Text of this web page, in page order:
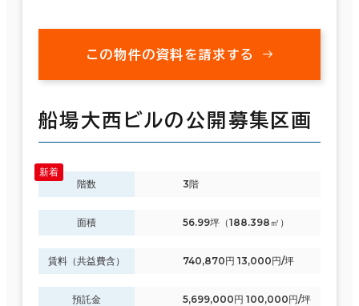
この物件の資料を請求する
船場大西ビルの公開募集区画
階数 3階
面積 56.99坪（188.398㎡）
賃料（共益費含） 740,870円 13,000円/坪
預託金 5,699,000円 100,000円/坪